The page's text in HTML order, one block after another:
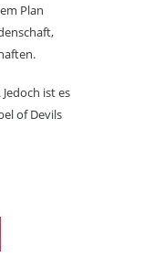
Plan
ist es
of Devils